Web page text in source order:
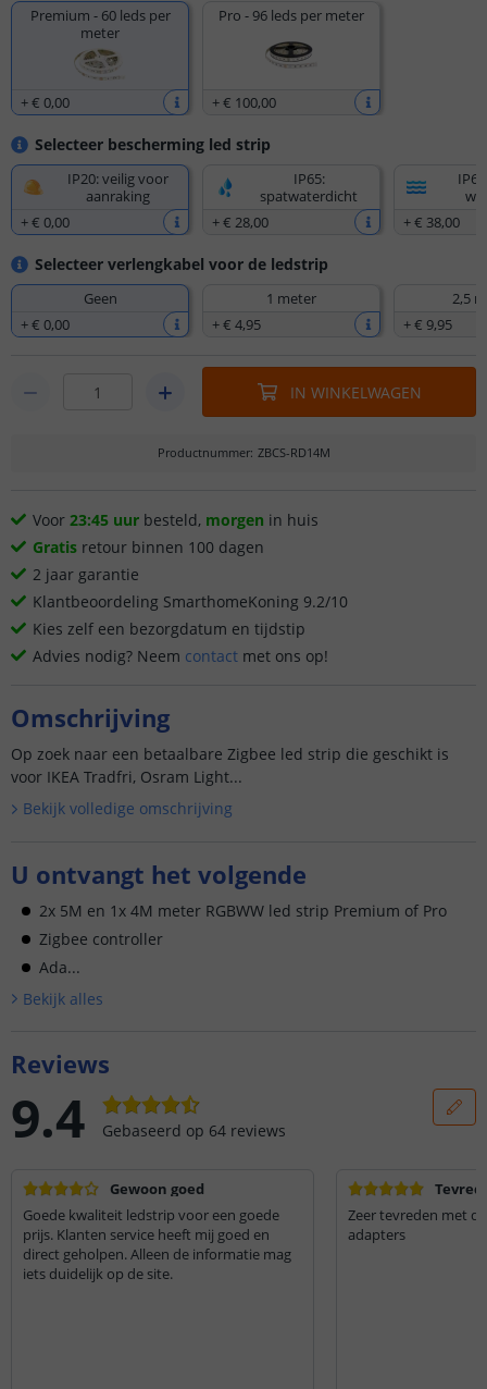
Premium - 60 leds per
meter
+€ 0,00
Pro - 96 leds per meter
+€ 100,00
Selecteer bescherming led strip
IP20: veilig voor
aanraking
+€ 0,00
IP65:
spatwaterdicht
+€ 28,00
+€ 38,00
Selecteer verlengkabel voor de ledstrip
Geen
+€ 0,00
1 meter
+€ 4,95
2,5
+€ 9,95
IN WINKELWAGEN
Productnummer: ZBCS-RD14M
Voor 23:45 uur besteld, morgen in huis
Gratis retour binnen 100 dagen
2 jaar garantie
Klantbeoordeling SmarthomeKoning 9.2/10
Kies zelf een bezorgdatum en tijdstip
Advies nodig? Neem contact met ons op!
Omschrijving
Op zoek naar een betaalbare Zigbee led strip die geschikt is
voor IKEA Tradfri, Osram Light...
Bekijk volledige omschrijving
U ontvangt het volgende
2x 5M en 1x 4M meter RGBWW led strip Premium of Pro
Zigbee controller
Ada...
Bekijk alles
Reviews
9.4 Gebaseerd op 64 reviews
Gewoon goed
Goede kwaliteit ledstrip voor een goede
prijs. Klanten service heeft mij goed en
direct geholpen. Alleen de informatie mag
iets duidelijk op de site.
Zeer tevreden met
adapters